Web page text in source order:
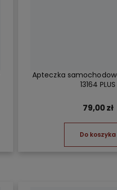
Apteczka
13164 PLUS
79,00 zł
Do koszyka